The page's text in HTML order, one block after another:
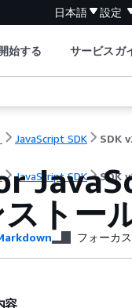
日本語 設定
始する サービスガ
JavaScript SDK SDK
JavaScript SDK SDK
トー
フォーカ
容